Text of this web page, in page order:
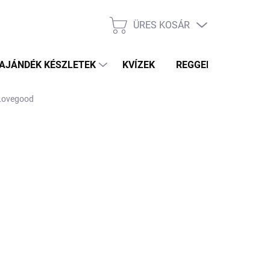
KOSÁR
ÜRES KOSÁR
KÉSZLETEK KVÍZEK REGGELI PRÓFÉTA